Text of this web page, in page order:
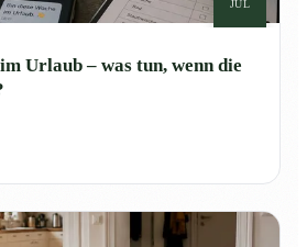
JUL
Urlaub – was tun, wenn die